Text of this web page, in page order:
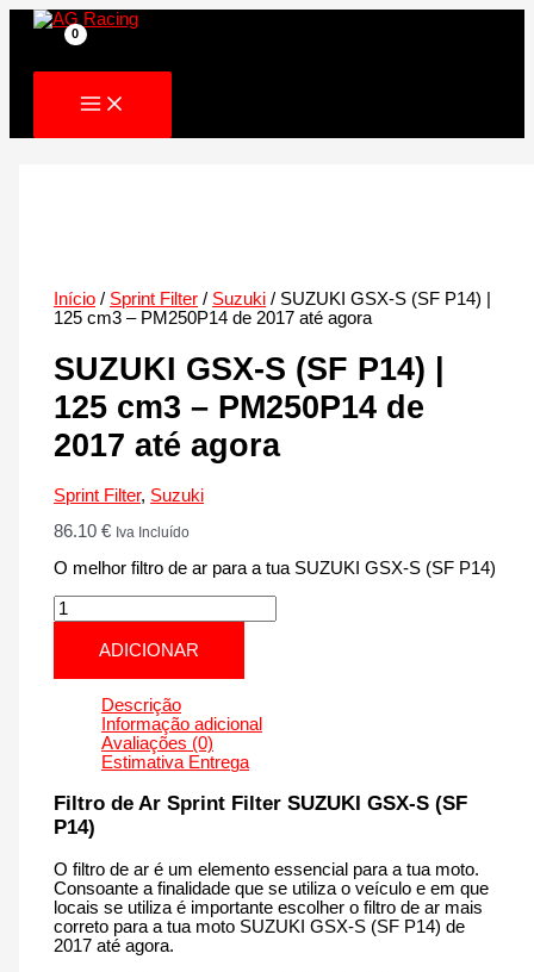
Skip
Início / Sprint Filter / Suzuki / SUZUKI GSX-S (SF P14) |
125 cm3 – PM250P14 de 2017 até agora
SUZUKI GSX-S (SF P14) |
125 cm3 – PM250P14 de
2017 até agora
Sprint Filter, Suzuki
86.10€ Iva Incluído
O melhor filtro de ar para a tua SUZUKI GSX-S (SF P14)
Quantidade
de
SUZUKI
S
-
PM250P14
de
até
agora
ADICIONAR
Descrição
Informação adicional
Avaliações (0)
Estimativa Entrega
Filtro de Ar Sprint Filter SUZUKI GSX-S (SF
P14)
O filtro de ar é um elemento essencial para a tua moto.
Consoante a finalidade que se utiliza o veículo e em que
locais se utiliza é importante escolher o filtro de ar mais
correto para a tua moto SUZUKI GSX-S (SF P14) de
2017 até agora.